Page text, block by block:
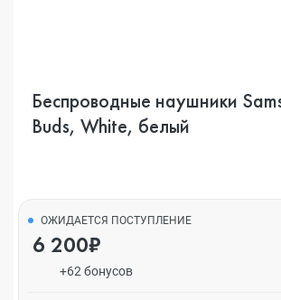
Беспроводные наушники
Buds, White, белый
ОЖИДАЕТСЯ ПОСТУПЛЕНИЕ
6 200₽
+62 бонусов